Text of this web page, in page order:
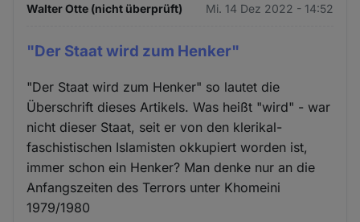
Walter Otte (nicht überprüft) Mi. 14 Dez 2022 - 14:52
"Der Staat wird zum Henker"
"Der Staat wird zum Henker" so lautet die
Überschrift dieses Artikels. Was heißt "wird" - war
nicht dieser Staat, seit er von den klerikal-
faschistischen Islamisten okkupiert worden ist,
immer schon ein Henker? Man denke nur an die
Anfangszeiten des Terrors unter Khomeini
1979/1980